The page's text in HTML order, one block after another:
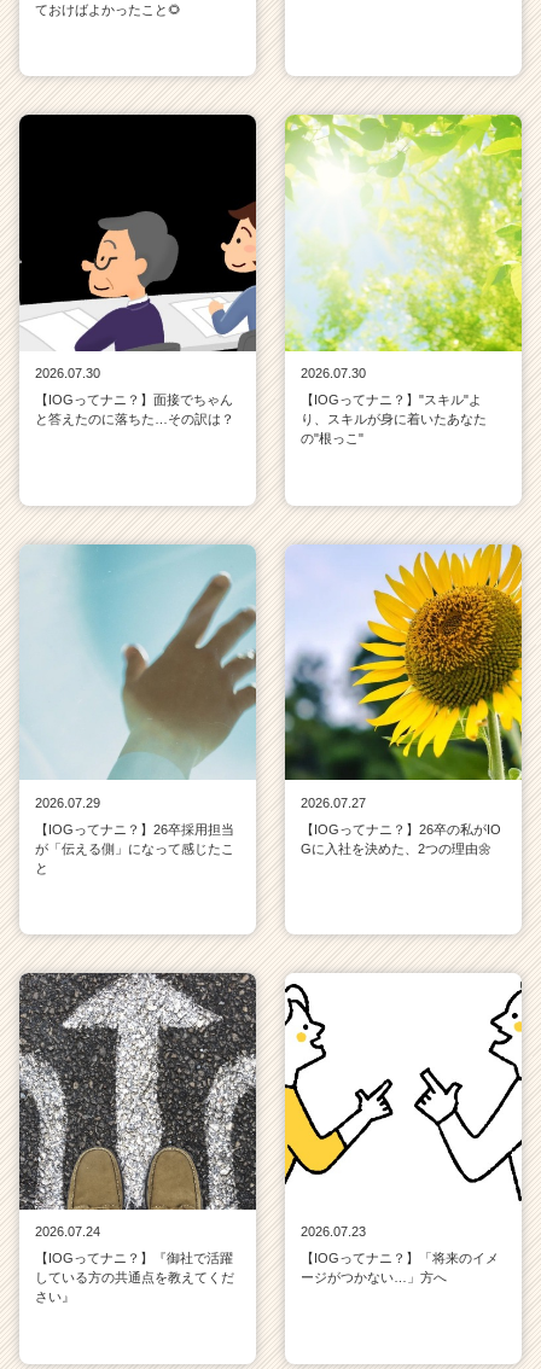
ておけばよかったこと🌻
2026.07.30
【IOGってナニ？】面接でちゃん
と答えたのに落ちた…その訳は？
2026.07.30
【IOGってナニ？】"スキル"よ
り、スキルが身に着いたあなた
の"根っこ"
2026.07.29
【IOGってナニ？】26卒採用担当
が「伝える側」になって感じたこ
と
2026.07.27
【IOGってナニ？】26卒の私がIO
Gに入社を決めた、2つの理由🌼
2026.07.24
【IOGってナニ？】『御社で活躍
している方の共通点を教えてくだ
さい』
2026.07.23
【IOGってナニ？】「将来のイメ
ージがつかない…」方へ